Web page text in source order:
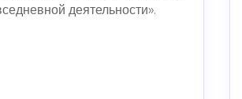
деятельности».